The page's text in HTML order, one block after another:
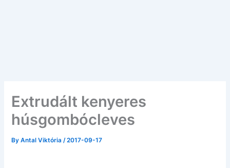
Extrudált kenyeres
húsgombócleves
ByAntal Viktória/2017-09-17